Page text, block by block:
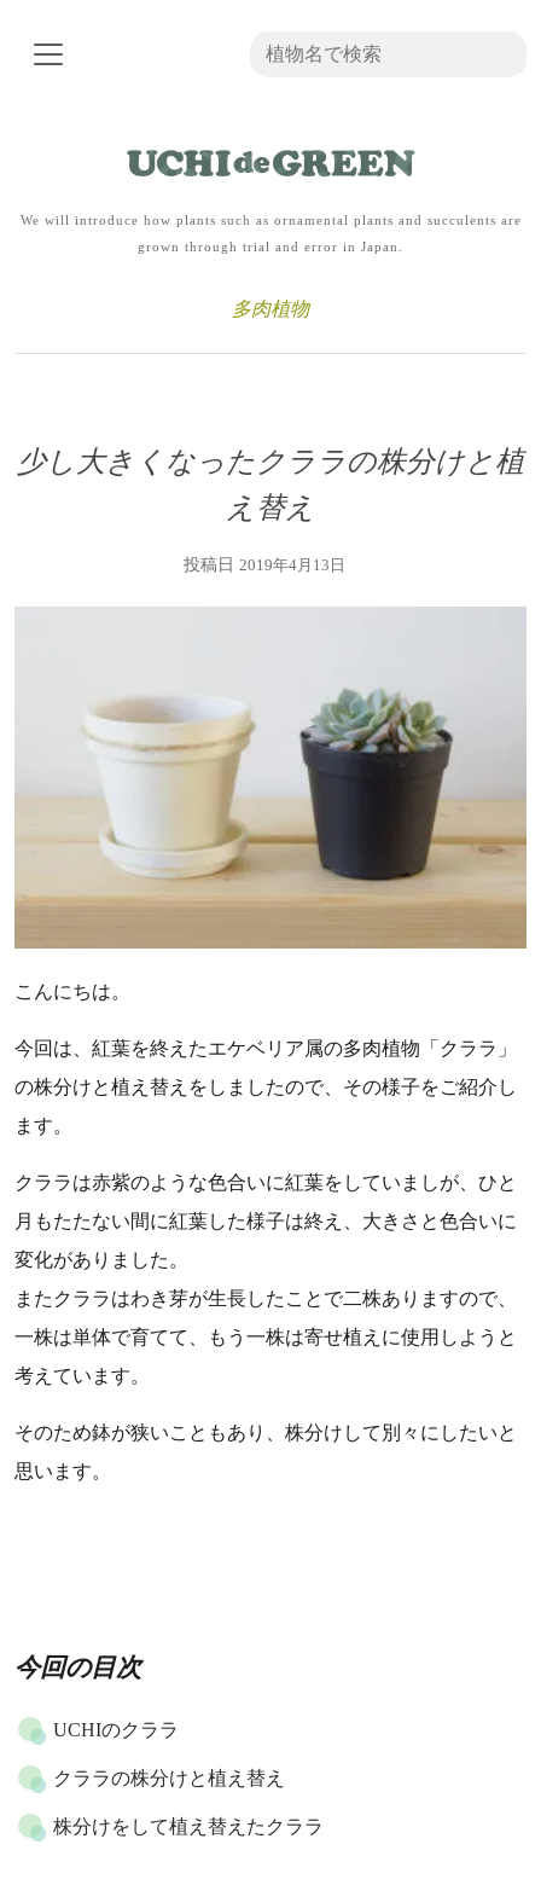
We will introduce how plants such as ornamental plants and succulents are
grown through trial and error in Japan.
多肉植物
少し大きくなったクララの株分けと植
え替え
投稿日 2019年4月13日
こんにちは。
今回は、紅葉を終えたエケベリア属の多肉植物「クララ」
の株分けと植え替えをしましたので、その様子をご紹介し
ます。
クララは赤紫のような色合いに紅葉をしていましが、ひと
月もたたない間に紅葉した様子は終え、大きさと色合いに
変化がありました。
またクララはわき芽が生長したことで二株ありますので、
一株は単体で育てて、もう一株は寄せ植えに使用しようと
考えています。
そのため鉢が狭いこともあり、株分けして別々にしたいと
思います。
今回の目次
UCHIのクララ
クララの株分けと植え替え
株分けをして植え替えたクララ